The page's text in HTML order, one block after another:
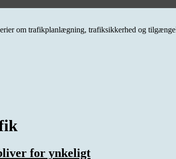
om trafikplanlægning, trafiksikkerhed og
for ynkeligt